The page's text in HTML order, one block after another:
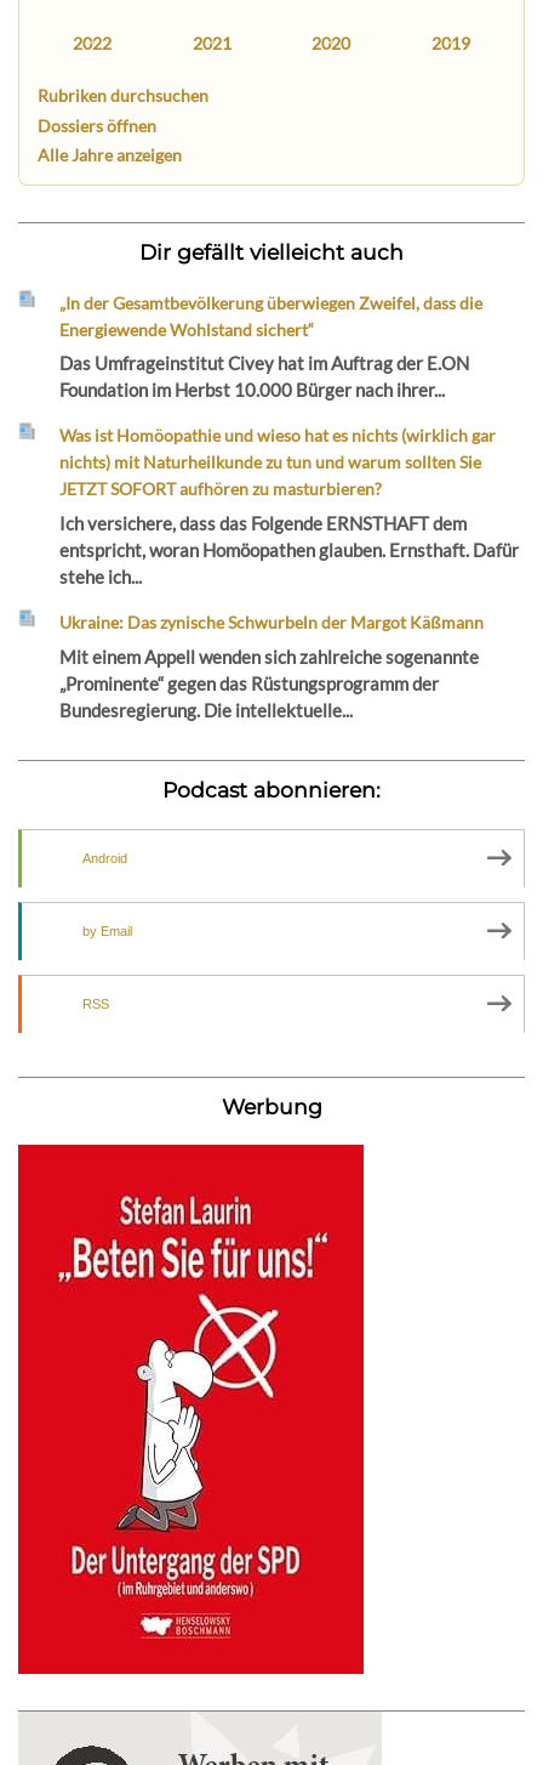
2022 2021 2020 2019
Rubriken durchsuchen
Dossiers öffnen
Alle Jahre anzeigen
Dir gefällt vielleicht auch
„In der Gesamtbevölkerung überwiegen Zweifel, dass die
Energiewende Wohlstand sichert“
Das Umfrageinstitut Civey hat im Auftrag der E.ON
Foundation im Herbst 10.000 Bürger nach ihrer...
Was ist Homöopathie und wieso hat es nichts (wirklich gar
nichts) mit Naturheilkunde zu tun und warum sollten Sie
JETZT SOFORT aufhören zu masturbieren?
Ich versichere, dass das Folgende ERNSTHAFT dem
entspricht, woran Homöopathen glauben. Ernsthaft. Dafür
stehe ich...
Ukraine: Das zynische Schwurbeln der Margot Käßmann
Mit einem Appell wenden sich zahlreiche sogenannte
„Prominente“ gegen das Rüstungsprogramm der
Bundesregierung. Die intellektuelle...
Podcast abonnieren:
Android
by Email
RSS
Werbung